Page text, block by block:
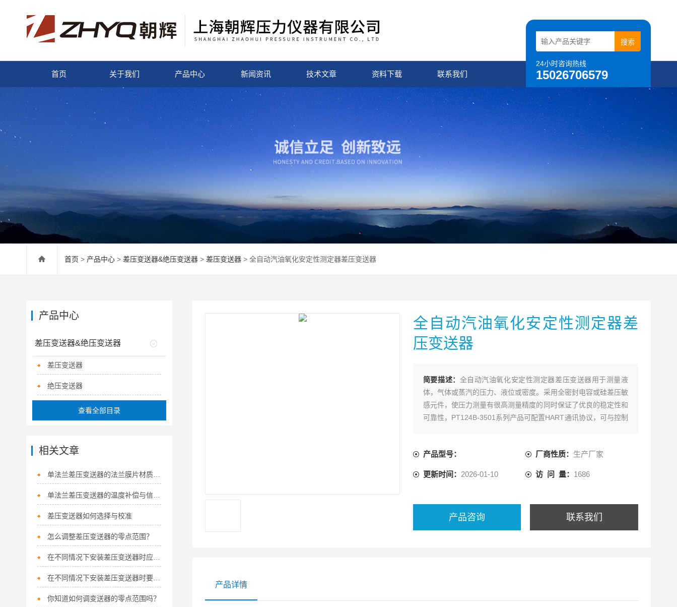
24小时咨询热线
15026706579
首页 关于我们 产品中心 新闻资讯 技术文章 资料下载 联系我们
首页 > 产品中心 > 差压变送器&绝压变送器 > 差压变送器 > 全自动汽油氧化安定性测定器差压变送器
全自动汽油氧化安定性测定器差
压变送器
简要描述： 全自动汽油氧化安定性测定器差压变送器用于测量液
体，气体或蒸汽的压力、液位或密度。采用全密封电容或硅差压敏
感元件，使压力测量有很高测量精度的同时保证了优良的稳定性和
可靠性，PT124B-3501系列产品可配置HART通讯协议，可与控制
产品型号： 厂商性质： 生产厂家
更新时间： 2026-01-10 访 问 量： 1686
产品咨询 联系我们
产品详情
产品中心
差压变送器&绝压变送器
差压变送器
绝压变送器
查看全部目录
相关文章
单法兰差压变送器的法兰膜片材质对腐蚀性介质适应性
单法兰差压变送器的温度补偿与信号处理技术
差压变送器如何选择与校准
怎么调整差压变送器的零点范围？
在不同情况下安装差压变送器时应注意的事项
在不同情况下安装差压变送器时要注意的问题
你知道如何调变送器的零点范围吗？